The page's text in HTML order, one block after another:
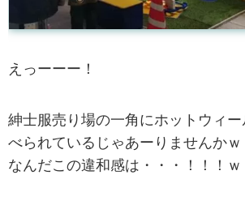
えっーーー！
紳士服売り場の一角にホットウィ
べられているじゃあーりませんかｗ
なんだこの違和感は・・・！！！ｗ